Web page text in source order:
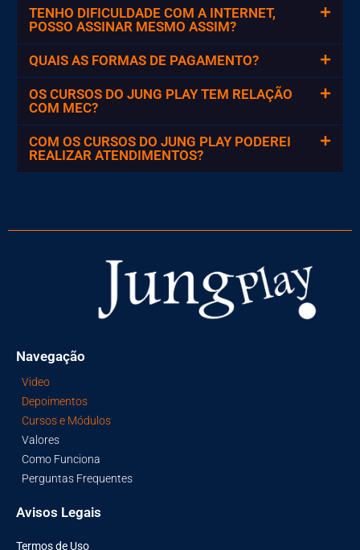
TENHO DIFICULDADE COM A INTERNET,
POSSO ASSINAR MESMO ASSIM?
QUAIS AS FORMAS DE PAGAMENTO?
OS CURSOS DO JUNG PLAY TEM RELAÇÃO
COM MEC?
COM OS CURSOS DO JUNG PLAY PODEREI
REALIZAR ATENDIMENTOS?
Navegação
Video
Depoimentos
Cursos e Módulos
Valores
Como Funciona
Perguntas Frequentes
Avisos Legais
Termos de Uso